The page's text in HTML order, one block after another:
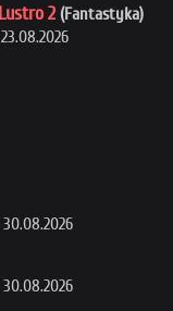
2 (Fantastyka)
23.08.2026
30.08.2026
30.08.2026